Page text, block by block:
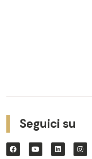
Seguici su